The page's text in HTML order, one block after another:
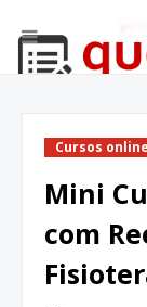
Cursos
Mini
com